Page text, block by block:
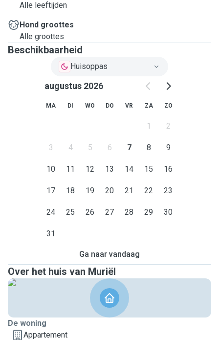
Alle leeftijden
Hond groottes
Alle groottes
Beschikbaarheid
Huisoppas
augustus 2026
MA DI WO DO VR ZA ZO
1 2
3 4 5 6 7 8 9
10 11 12 13 14 15 16
17 18 19 20 21 22 23
24 25 26 27 28 29 30
31
Ga naar vandaag
Over het huis van Muriël
De woning
Appartement